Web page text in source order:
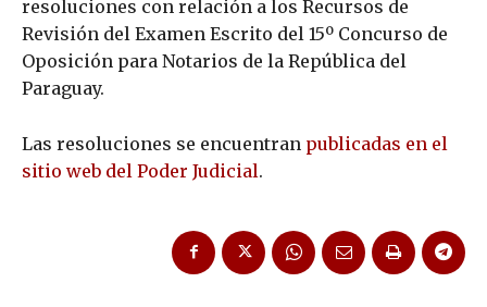
resoluciones con relación a los Recursos de
Revisión del Examen Escrito del 15º Concurso de
Oposición para Notarios de la República del
Paraguay.
Las resoluciones se encuentran publicadas en el
sitio web del Poder Judicial.